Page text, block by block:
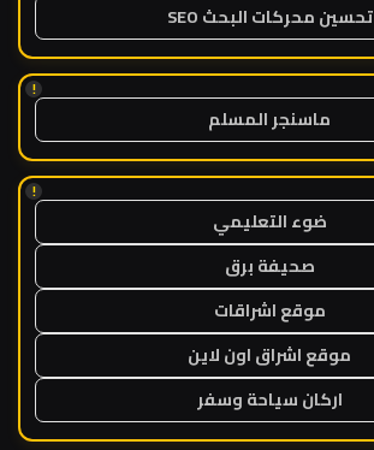
تحسين محركات البحث SEO
!
ماسنجر المسلم
!
ضوء التعليمي
صحيفة برق
موقع اشراقات
موقع اشراق اون لاين
اركان سياحة وسفر